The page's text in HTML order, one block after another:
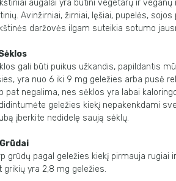
augalai yra būtini vegetarų ir
Avinžirniai, žirniai, lęšiai, pupelės,
daržovės ilgam suteikia sotumo
gali būti puikus užkandis, papildantis
yra nuo 6 iki 9 mg geležies arba pusė
pat negalima, nes sėklos yra labai
geležies kiekį nepakenkdami
įberkite nedidelę saują sėklų.
grūdų pagal geležies kiekį pirmauja rugiai
grikių yra 2,8 mg geležies.